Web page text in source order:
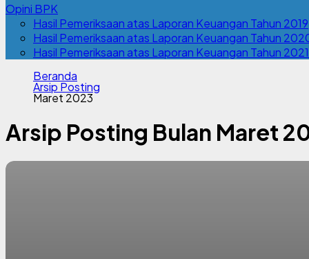
Opini BPK
Hasil Pemeriksaan atas Laporan Keuangan Tahun 2019
Hasil Pemeriksaan atas Laporan Keuangan Tahun
Hasil Pemeriksaan atas Laporan Keuangan Tahun 2021
Beranda
Arsip Posting
Maret 2023
Arsip Posting Bulan Maret